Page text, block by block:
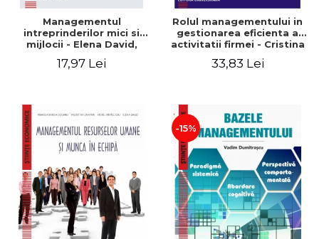
Managementul
intreprinderilor mici si
mijlocii - Elena David,
Roxana Carmen Ionescu,
17,97 Lei
Rolul managementului in
gestionarea eficienta a
activitatii firmei - Cristina
Gabriel Nastase, Mihaela-
33,83 Lei
-15%